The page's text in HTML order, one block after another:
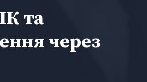
та
через